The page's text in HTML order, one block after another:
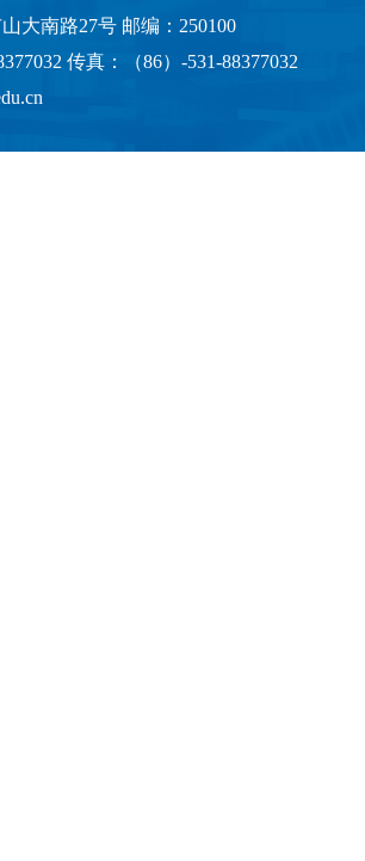
大南路27号 邮编：250100
传真：（86）-531-88377032